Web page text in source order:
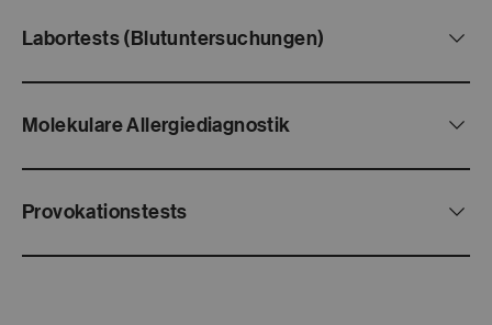
Labortests (Blutuntersuchungen)
Molekulare Allergiediagnostik
Provokationstests